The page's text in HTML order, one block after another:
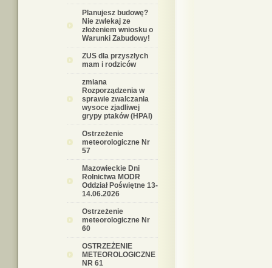
Planujesz budowę?
Nie zwlekaj ze
złożeniem wniosku o
Warunki Zabudowy!
ZUS dla przyszłych
mam i rodziców
zmiana
Rozporządzenia w
sprawie zwalczania
wysoce zjadliwej
grypy ptaków (HPAI)
Ostrzeżenie
meteorologiczne Nr
57
Mazowieckie Dni
Rolnictwa MODR
Oddział Poświętne 13-
14.06.2026
Ostrzeżenie
meteorologiczne Nr
60
OSTRZEŻENIE
METEOROLOGICZNE
NR 61